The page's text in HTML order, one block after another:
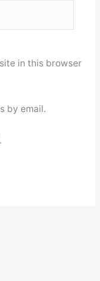
in this browser
by email.